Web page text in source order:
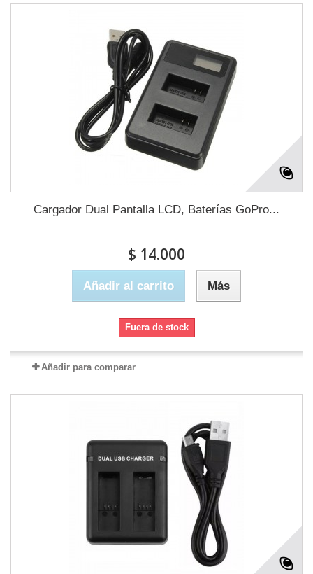
Cargador Dual Pantalla LCD, Baterías GoPro...
$ 14.000
Añadir al carrito Más
Fuera de stock
Añadir para comparar